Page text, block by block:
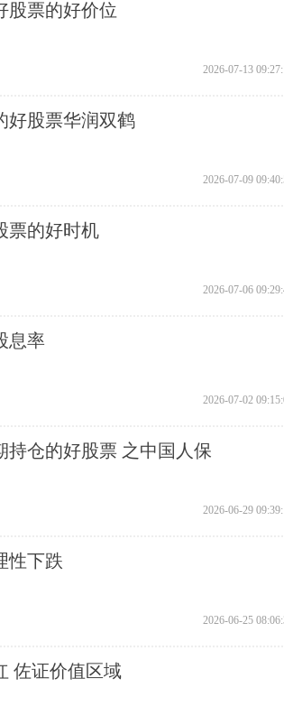
股票的好价位
2026-07-13
好股票华润双鹤
2026-07-09
票的好时机
2026-07-06
息率
2026-07-02
持仓的好股票 之中国人保
2026-06-29
性下跌
2026-06-25
佐证价值区域